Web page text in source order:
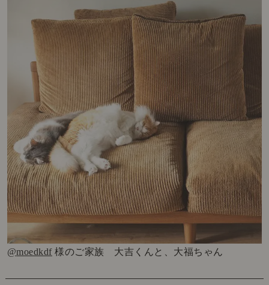
@moedkdf様のご家族 大吉くんと、大福ちゃん